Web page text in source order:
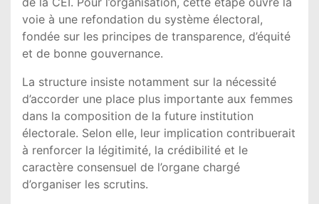
voie à une refondation du système électoral,
fondée sur les principes de transparence, d’équité
et de bonne gouvernance.
La structure insiste notamment sur la nécessité
d’accorder une place plus importante aux femmes
dans la composition de la future institution
électorale. Selon elle, leur implication contribuerait
à renforcer la légitimité, la crédibilité et le
caractère consensuel de l’organe chargé
d’organiser les scrutins.